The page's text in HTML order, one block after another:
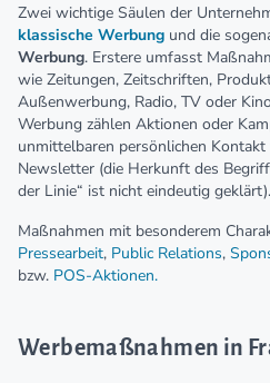
Zwei wichtige Säulen der
klassische Werbung und die
Werbung. Erstere umfasst
wie Zeitungen, Zeitschriften,
Außenwerbung, Radio, TV oder
Werbung zählen Aktionen oder
unmittelbaren persönlichen
Newsletter (die Herkunft des
der Linie“ ist nicht eindeutig geklärt).
Maßnahmen mit besonderem
Pressearbeit, Public Relations,
bzw. POS-Aktionen.
Werbemaßnahmen in